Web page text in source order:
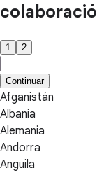
1 2
Continuar
Afganistán
Albania
Alemania
Andorra
Anguila